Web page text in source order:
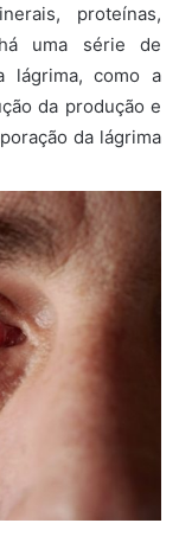
proteínas,
uma série de
lágrima, como a
da produção e
da lágrima